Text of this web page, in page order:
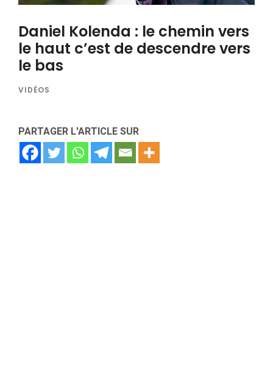
Daniel Kolenda : le chemin vers
le haut c’est de descendre vers
le bas
VIDÉOS
PARTAGER L'ARTICLE SUR